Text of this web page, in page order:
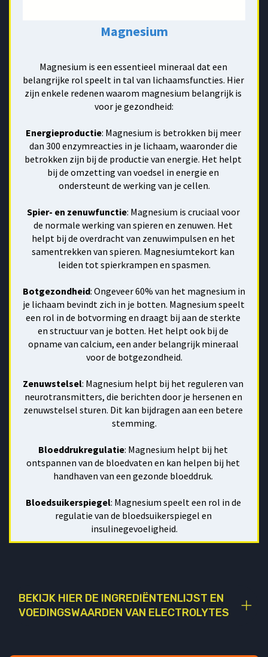
Magnesium
Magnesium is een essentieel mineraal dat een
belangrijke rol speelt in tal van lichaamsfuncties. Hier
zijn enkele redenen waarom magnesium belangrijk is
voor je gezondheid:
Energieproductie: Magnesium is betrokken bij meer
dan 300 enzymreacties in je lichaam, waaronder die
betrokken zijn bij de productie van energie. Het helpt
bij de omzetting van voedsel in energie en
ondersteunt de werking van je cellen.
Spier- en zenuwfunctie: Magnesium is cruciaal voor
de normale werking van spieren en zenuwen. Het
helpt bij de overdracht van zenuwimpulsen en het
samentrekken van spieren. Magnesiumtekort kan
leiden tot spierkrampen en spasmen.
Botgezondheid: Ongeveer 60% van het magnesium in
je lichaam bevindt zich in je botten. Magnesium speelt
een rol in de botvorming en draagt bij aan de sterkte
en structuur van je botten. Het helpt ook bij de
opname van calcium, een ander belangrijk mineraal
voor de botgezondheid.
Zenuwstelsel: Magnesium helpt bij het reguleren van
neurotransmitters, die berichten door je hersenen en
zenuwstelsel sturen. Dit kan bijdragen aan een betere
stemming.
Bloeddrukregulatie: Magnesium helpt bij het
ontspannen van de bloedvaten en kan helpen bij het
handhaven van een gezonde bloeddruk.
Bloedsuikerspiegel: Magnesium speelt een rol in de
regulatie van de bloedsuikerspiegel en
insulinegevoeligheid.
BEKIJK HIER DE INGREDIËNTENLIJST EN
VOEDINGSWAARDEN VAN ELECTROLYTES